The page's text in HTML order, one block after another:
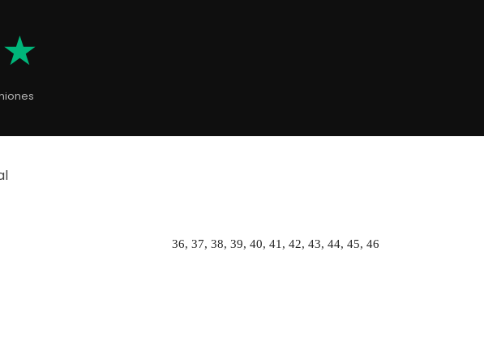
36, 37, 38, 39, 40, 41, 42, 43, 44, 45, 46